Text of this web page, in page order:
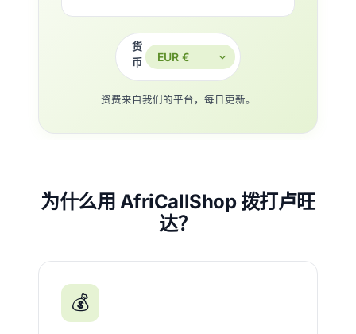
货
币
资费来自我们的平台，每日更新。
为什么用 AfriCallShop 拨打卢旺
达？
💰